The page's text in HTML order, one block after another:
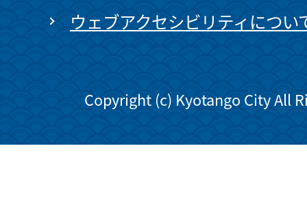
ウェブアクセシビリティについ
Copyright (c) Kyotango City All